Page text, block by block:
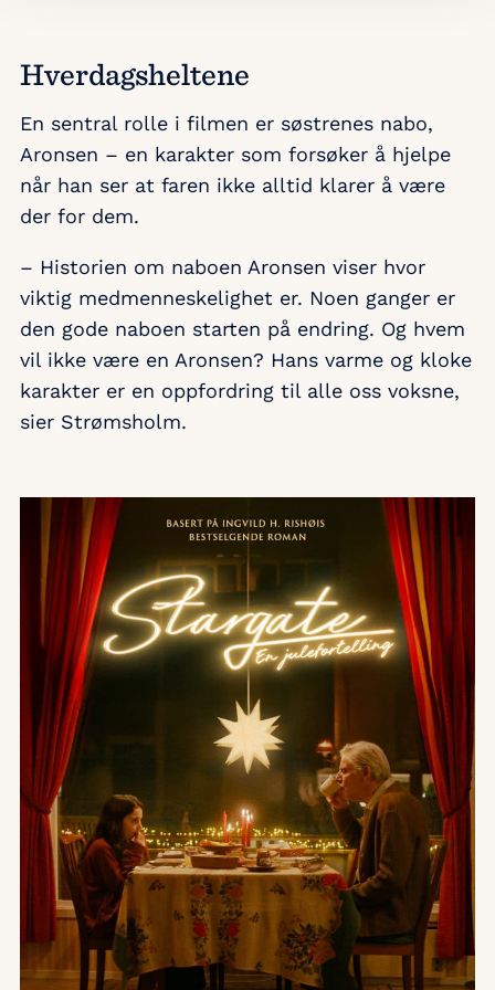
Hverdagsheltene
En sentral rolle i filmen er søstrenes nabo,
Aronsen – en karakter som forsøker å hjelpe
når han ser at faren ikke alltid klarer å være
der for dem.
– Historien om naboen Aronsen viser hvor
viktig medmenneskelighet er. Noen ganger er
den gode naboen starten på endring. Og hvem
vil ikke være en Aronsen? Hans varme og kloke
karakter er en oppfordring til alle oss voksne,
sier Strømsholm.